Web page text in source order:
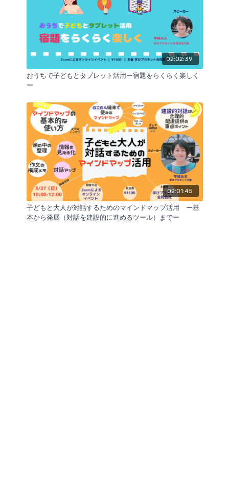
02:02:39
おうちで子どもとタブレット活用ー宿題をらくらく楽しく
ー
02:01:45
子どもと大人が対話するためのマインドマップ活用 ー基
本から発展（対話を建設的に進めるツール）までー